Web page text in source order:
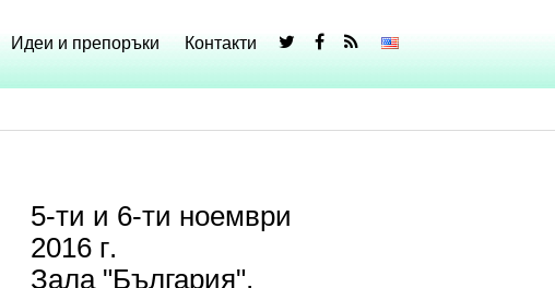
Идеи и препоръки Контакти
5-ти и 6-ти ноември
2016 г.
Зала "България",